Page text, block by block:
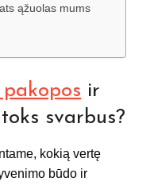
ąžuolas mums
ir
svarbus?
kokią vertę
būdo ir